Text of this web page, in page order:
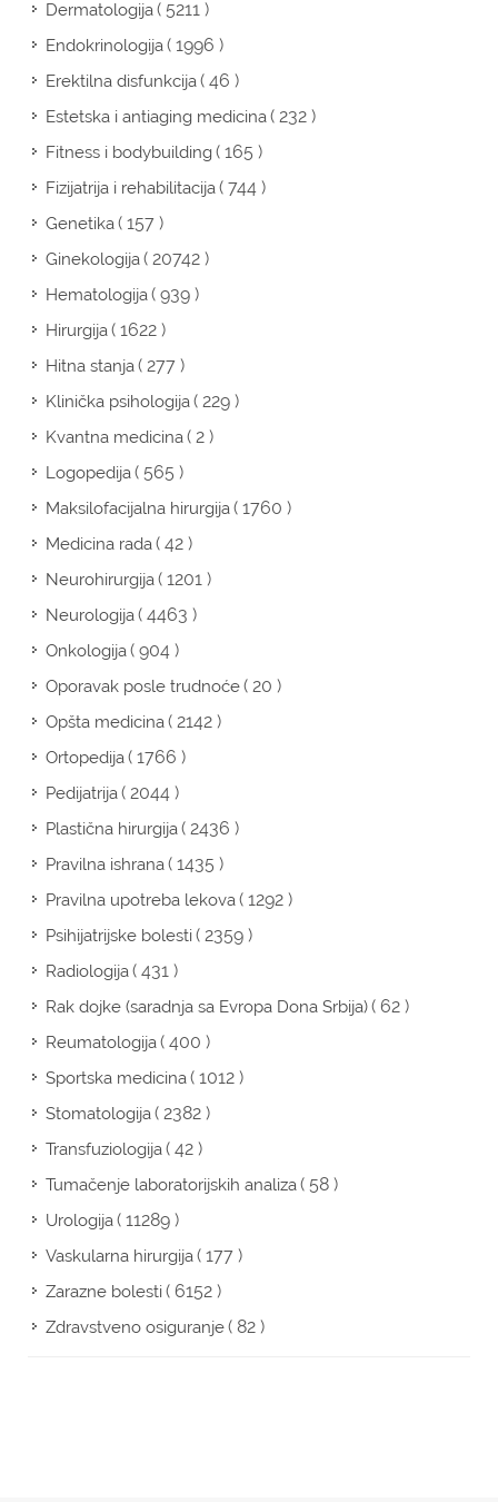
Dermatologija( 5211 )
Endokrinologija( 1996 )
Erektilna disfunkcija( 46 )
Estetska i antiaging medicina( 232 )
Fitness i bodybuilding( 165 )
Fizijatrija i rehabilitacija( 744 )
Genetika( 157 )
Ginekologija( 20742 )
Hematologija( 939 )
Hirurgija( 1622 )
Hitna stanja( 277 )
Klinička psihologija( 229 )
Kvantna medicina( 2 )
Logopedija( 565 )
Maksilofacijalna hirurgija( 1760 )
Medicina rada( 42 )
Neurohirurgija( 1201 )
Neurologija( 4463 )
Onkologija( 904 )
Oporavak posle trudnoće( 20 )
Opšta medicina( 2142 )
Ortopedija( 1766 )
Pedijatrija( 2044 )
Plastična hirurgija( 2436 )
Pravilna ishrana( 1435 )
Pravilna upotreba lekova( 1292 )
Psihijatrijske bolesti( 2359 )
Radiologija( 431 )
Rak dojke (saradnja sa Evropa Dona Srbija)( 62 )
Reumatologija( 400 )
Sportska medicina( 1012 )
Stomatologija( 2382 )
Transfuziologija( 42 )
Tumačenje laboratorijskih analiza( 58 )
Urologija( 11289 )
Vaskularna hirurgija( 177 )
Zarazne bolesti( 6152 )
Zdravstveno osiguranje( 82 )